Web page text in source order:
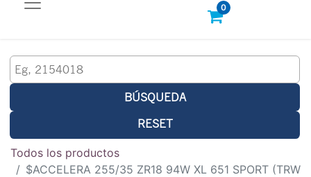
0
BÚSQUEDA
RESET
Todos los productos
$ACCELERA 255/35 ZR18 94W XL 651 SPORT (TRW